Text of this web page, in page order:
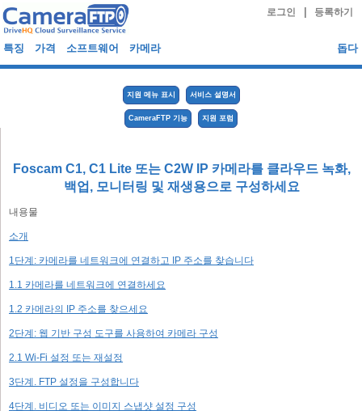
로그인 등록하기
특징 가격 소프트웨어 카메라 돕다
지원 메뉴 표시 서비스 설명서
CameraFTP 기능 지원 포럼
Foscam C1, C1 Lite 또는 C2W IP 카메라를 클라우드 녹화,
백업, 모니터링 및 재생용으로 구성하세요
내용물
소개
1단계: 카메라를 네트워크에 연결하고 IP 주소를 찾습니다
1.1 카메라를 네트워크에 연결하세요
1.2 카메라의 IP 주소를 찾으세요
2단계: 웹 기반 구성 도구를 사용하여 카메라 구성
2.1 Wi-Fi 설정 또는 재설정
3단계. FTP 설정을 구성합니다
4단계. 비디오 또는 이미지 스냅샷 설정 구성